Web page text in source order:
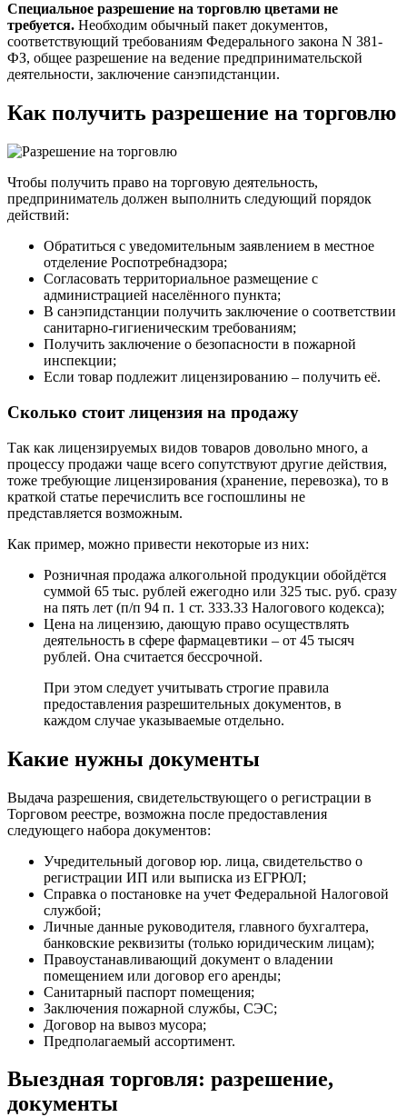
Специальное разрешение на торговлю цветами не
требуется. Необходим обычный пакет документов,
соответствующий требованиям Федерального закона N 381-
ФЗ, общее разрешение на ведение предпринимательской
деятельности, заключение санэпидстанции.
Как получить разрешение на торговлю
Чтобы получить право на торговую деятельность,
предприниматель должен выполнить следующий порядок
действий:
Обратиться с уведомительным заявлением в местное
отделение Роспотребнадзора;
Согласовать территориальное размещение с
администрацией населённого пункта;
В санэпидстанции получить заключение о соответствии
санитарно-гигиеническим требованиям;
Получить заключение о безопасности в пожарной
инспекции;
Если товар подлежит лицензированию – получить её.
Сколько стоит лицензия на продажу
Так как лицензируемых видов товаров довольно много, а
процессу продажи чаще всего сопутствуют другие действия,
тоже требующие лицензирования (хранение, перевозка), то в
краткой статье перечислить все госпошлины не
представляется возможным.
Как пример, можно привести некоторые из них:
Розничная продажа алкогольной продукции обойдётся
суммой 65 тыс. рублей ежегодно или 325 тыс. руб. сразу
на пять лет (п/п 94 п. 1 ст. 333.33 Налогового кодекса);
Цена на лицензию, дающую право осуществлять
деятельность в сфере фармацевтики – от 45 тысяч
рублей. Она считается бессрочной.
При этом следует учитывать строгие правила
предоставления разрешительных документов, в
каждом случае указываемые отдельно.
Какие нужны документы
Выдача разрешения, свидетельствующего о регистрации в
Торговом реестре, возможна после предоставления
следующего набора документов:
Учредительный договор юр. лица, свидетельство о
регистрации ИП или выписка из ЕГРЮЛ;
Справка о постановке на учет Федеральной Налоговой
службой;
Личные данные руководителя, главного бухгалтера,
банковские реквизиты (только юридическим лицам);
Правоустанавливающий документ о владении
помещением или договор его аренды;
Санитарный паспорт помещения;
Заключения пожарной службы, СЭС;
Договор на вывоз мусора;
Предполагаемый ассортимент.
Выездная торговля: разрешение,
документы